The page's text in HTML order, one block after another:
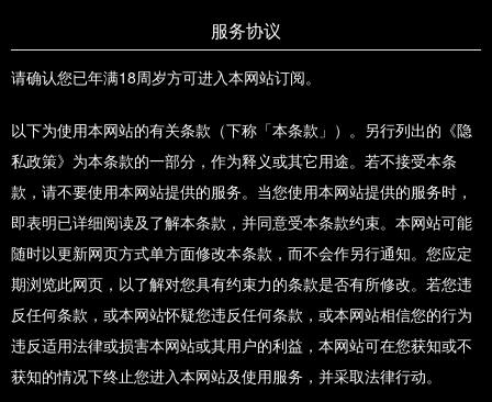
服务协议
请确认您已年满18周岁方可进入本网站订阅。
以下为使用本网站的有关条款（下称「本条款」）。另行列出的《隐
私政策》为本条款的一部分，作为释义或其它用途。若不接受本条
款，请不要使用本网站提供的服务。当您使用本网站提供的服务时，
即表明已详细阅读及了解本条款，并同意受本条款约束。本网站可能
随时以更新网页方式单方面修改本条款，而不会作另行通知。您应定
期浏览此网页，以了解对您具有约束力的条款是否有所修改。若您违
反任何条款，或本网站怀疑您违反任何条款，或本网站相信您的行为
违反适用法律或损害本网站或其用户的利益，本网站可在您获知或不
获知的情况下终止您进入本网站及使用服务，并采取法律行动。